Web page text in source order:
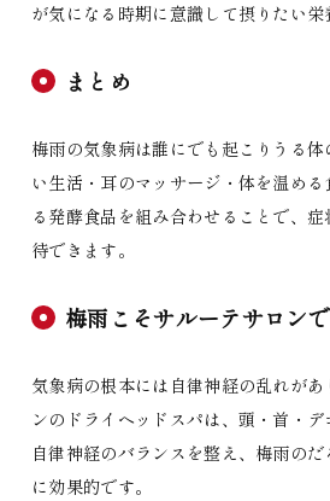
が気になる時期に意識して摂りたい栄
まとめ
梅雨の気象病は誰にでも起こりうる
い生活・耳のマッサージ・体を温め
る発酵食品を組み合わせることで、
待できます。
梅雨こそサルーテサロン
気象病の根本には自律神経の乱れが
ンのドライヘッドスパは、頭・首・
自律神経のバランスを整え、梅雨の
に効果的です。